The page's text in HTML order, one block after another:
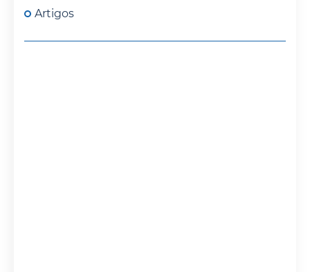
Artigos